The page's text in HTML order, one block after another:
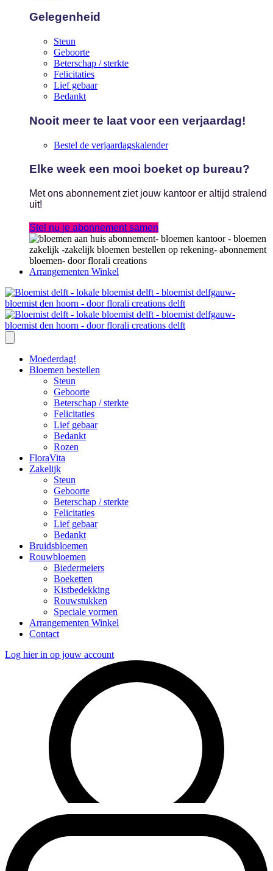
Gelegenheid
Steun
Geboorte
Beterschap / sterkte
Felicitaties
Lief gebaar
Bedankt
Nooit meer te laat voor een verjaardag!
Bestel de verjaardagskalender
Elke week een mooi boeket op bureau?
Met ons abonnement ziet jouw kantoor er altijd stralend
uit!
Stel nu je abonnement samen
Arrangementen Winkel
Moederdag!
Bloemen bestellen
Steun
Geboorte
Beterschap / sterkte
Felicitaties
Lief gebaar
Bedankt
Rozen
FloraVita
Zakelijk
Steun
Geboorte
Beterschap / sterkte
Felicitaties
Lief gebaar
Bedankt
Bruidsbloemen
Rouwbloemen
Biedermeiers
Boeketten
Kistbedekking
Rouwstukken
Speciale vormen
Arrangementen Winkel
Contact
Log hier in op jouw account